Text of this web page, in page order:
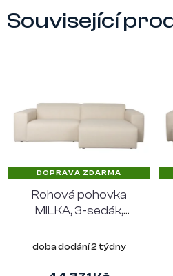
Související
DOPRAVA ZDARMA
Rohová pohovka
MILKA, 3-sedák,
pravý roh
doba dodání 2 týdny